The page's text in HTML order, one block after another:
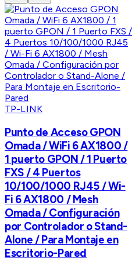
TP-LINK
Punto de Acceso GPON
Omada / WiFi 6 AX1800 /
1 puerto GPON / 1 Puerto
FXS / 4 Puertos
10/100/1000 RJ45 / Wi-
Fi 6 AX1800 / Mesh
Omada / Configuración
por Controlador o Stand-
Alone / Para Montaje en
Escritorio-Pared